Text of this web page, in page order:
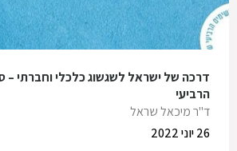
דרכה של ישראל לשגשוג כלכלי וחברתי –
הרביעי
ד"ר מיכאל שראל
26 יוני 2022